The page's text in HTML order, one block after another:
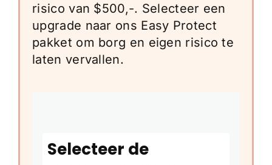
risico van $500,-. Selecteer een
upgrade naar ons Easy Protect
pakket om borg en eigen risico te
laten vervallen.